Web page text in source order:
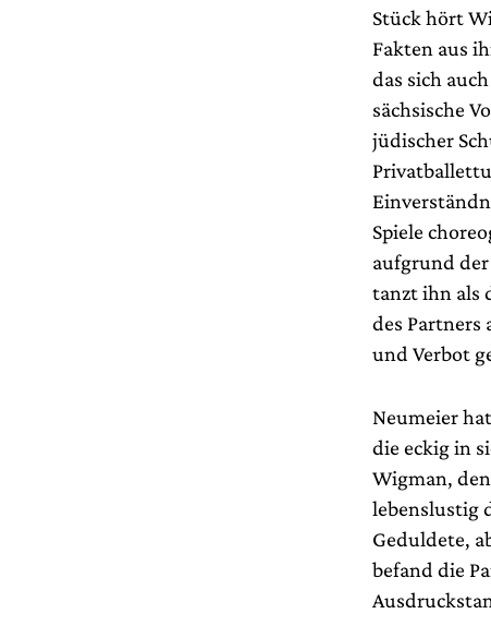
Stück hört
Fakten aus
das sich
sächsische
jüdischer
Spiele
aufgrund
tanzt ihn als
des Partners
und Verbot
Neumeier
die eckig in
Wigman,
lebenslustig
Geduldete,
befand die